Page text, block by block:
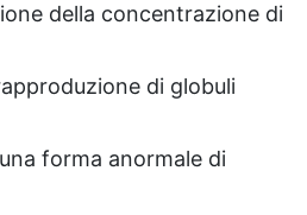
della concentrazione di
di globuli
forma anormale di